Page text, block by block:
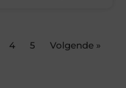
4 5 Volgende »